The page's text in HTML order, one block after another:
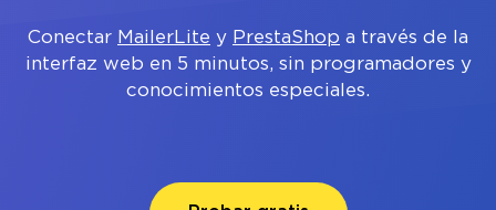
Conectar MailerLite y PrestaShop a través de la
interfaz web en 5 minutos, sin programadores y
conocimientos especiales.